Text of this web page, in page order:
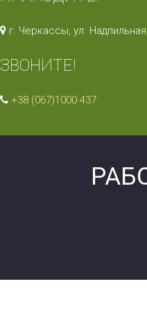
г. Черкассы, ул.
ЗВОНИТЕ!
+38 (067)1000 437